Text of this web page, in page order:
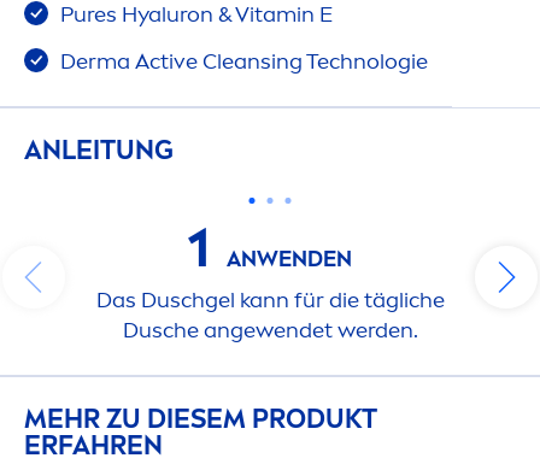
Pures Hyaluron &Vitamin E
Derma Active Cleansing Technologie
ANLEITUNG
1
ANWENDEN
Das Duschgel kann für die tägliche
Dusche angewendet werden.
MEHR ZU DIESEM PRODUKT
ERFAHREN